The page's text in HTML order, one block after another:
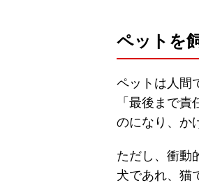
ペットを
ペットは人間
「最後まで
のになり、か
ただし、衝動
犬であれ、猫